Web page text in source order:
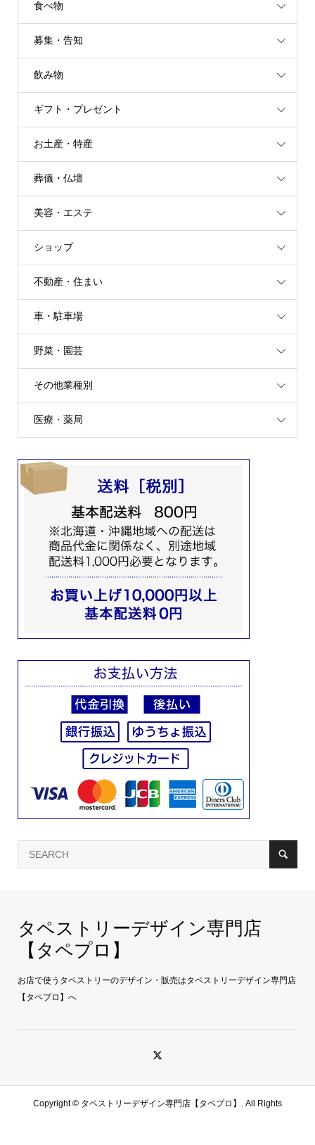
食べ物
募集・告知
飲み物
ギフト・プレゼント
お土産・特産
葬儀・仏壇
美容・エステ
ショップ
不動産・住まい
車・駐車場
野菜・園芸
その他業種別
医療・薬局
タペストリーデザイン専門店
【タペプロ】
お店で使うタペストリーのデザイン・販売はタペストリーデザイン専門店
【タペプロ】へ
Copyright © タペストリーデザイン専門店【タペプロ】. All Rights